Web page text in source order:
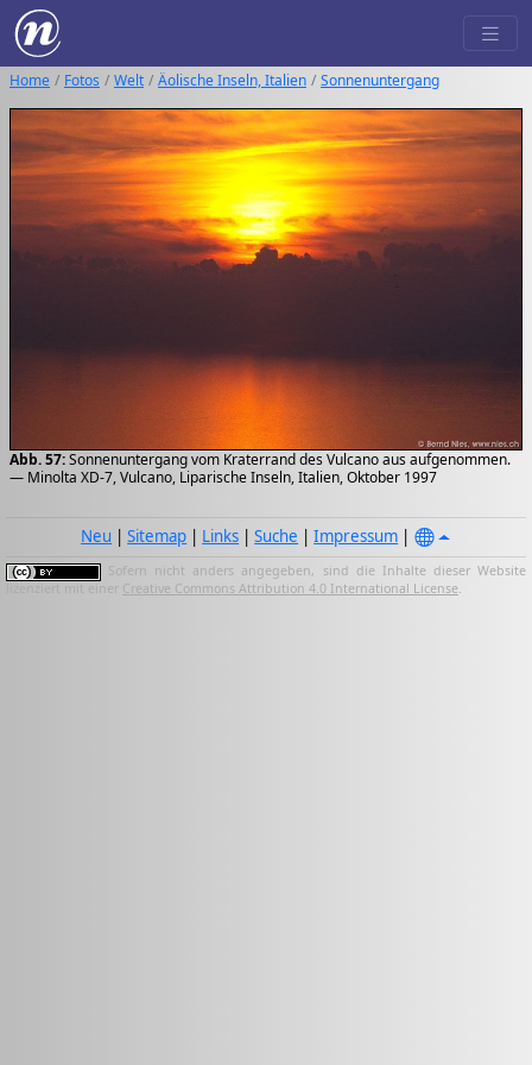
Home Fotos Welt Äolische Inseln, Italien Sonnenuntergang
Abb. 57:Sonnenuntergang vom Kraterrand des Vulcano aus aufgenommen.
— Minolta XD-7, Vulcano, Liparische Inseln, Italien, Oktober 1997
Neu |Sitemap | Links |Suche |Impressum |
Sofern nicht anders angegeben, sind die Inhalte dieser Website
lizenziert mit einer Creative Commons Attribution 4.0 International License.